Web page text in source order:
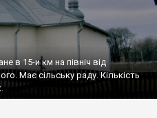
в 15-и км на північ від
Має сільську раду. Кількість